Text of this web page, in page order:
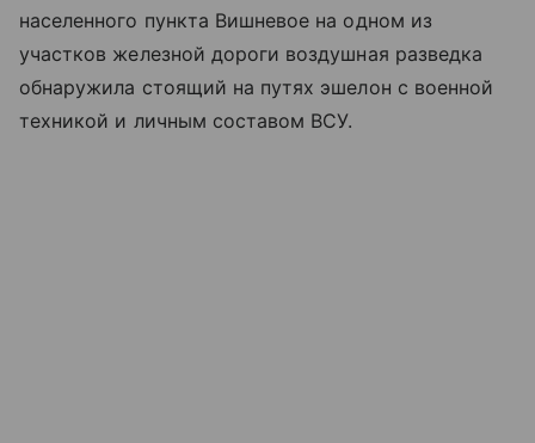
населенного пункта Вишневое на одном из
участков железной дороги воздушная разведка
обнаружила стоящий на путях эшелон с военной
техникой и личным составом ВСУ.